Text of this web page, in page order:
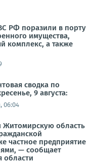
РФ поразили в порту
имущества,
комплекс, а также
сводка по
9 августа:
06:04
область
частное предприятие
— сообщает
области